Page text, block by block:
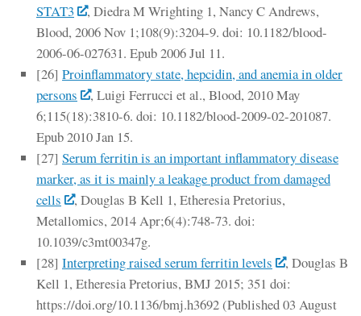
STAT3
, Diedra M Wrighting 1, Nancy C Andrews,
Blood, 2006 Nov 1;108(9):3204-9. doi: 10.1182/blood-
2006-06-027631. Epub 2006 Jul 11.
[26] Proinflammatory state, hepcidin, and anemia in older
persons
, Luigi Ferrucci et al., Blood, 2010 May
6;115(18):3810-6. doi: 10.1182/blood-2009-02-201087.
Epub 2010 Jan 15.
[27] Serum ferritin is an important inflammatory disease
marker, as it is mainly a leakage product from damaged
cells
, Douglas B Kell 1, Etheresia Pretorius,
Metallomics, 2014 Apr;6(4):748-73. doi:
10.1039/c3mt00347g.
[28] Interpreting raised serum ferritin levels
, Douglas B
Kell 1, Etheresia Pretorius, BMJ 2015; 351 doi:
https://doi.org/10.1136/bmj.h3692 (Published 03 August